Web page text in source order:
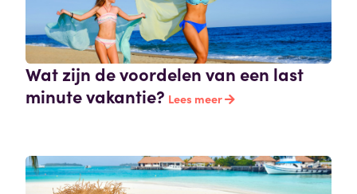
Wat zijn de voordelen van een last
minute vakantie? Lees meer